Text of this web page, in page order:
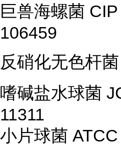
巨兽海螺菌 CIP
106459
反硝化无色杆菌
嗜碱盐水球菌
11311
小片球菌